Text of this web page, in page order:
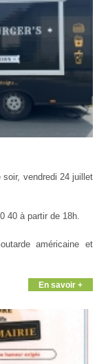
soir, vendredi 24 juillet
40 à partir de 18h.
américaine et
En savoir +